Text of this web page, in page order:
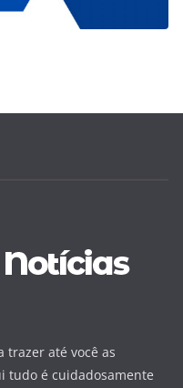
trazer até você as
tudo é cuidadosamente